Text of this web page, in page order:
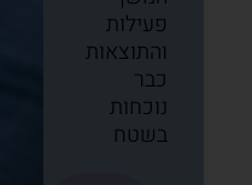
פעילות
והתוצאות
כבר
נוכחות
בשטח